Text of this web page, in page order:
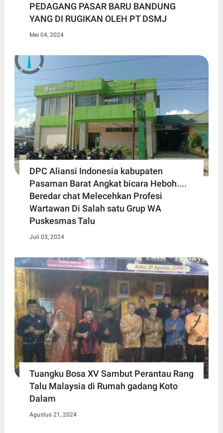
PEDAGANG PASAR BARU BANDUNG
YANG DI RUGIKAN OLEH PT DSMJ
Mei 04, 2024
DPC Aliansi Indonesia kabupaten
Pasaman Barat Angkat bicara Heboh....
Beredar chat Melecehkan Profesi
Wartawan Di Salah satu Grup WA
Puskesmas Talu
Juli 03, 2024
Tuangku Bosa XV Sambut Perantau Rang
Talu Malaysia di Rumah gadang Koto
Dalam
Agustus 21, 2024